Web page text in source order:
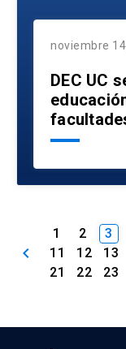
noviembre
DEC UC
keyboard_arrow_left
1 2 3
11
12 13
21
22 23